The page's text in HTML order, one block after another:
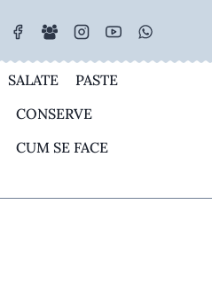
SALATE
PASTE
CONSERVE
CUM SE FACE